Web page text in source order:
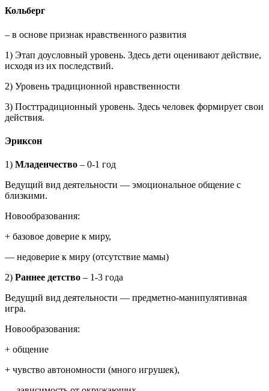
Кольберг
– в основе признак нравственного развития
1) Этап доусловный уровень. Здесь дети оценивают действие,
исходя из их последствий.
2) Уровень традиционной нравственности
3) Посттрадиционный уровень. Здесь человек формирует свои
действия.
Эриксон
1) Младенчество – 0-1 год
Ведущий вид деятельности — эмоциональное общение с
близкими.
Новообразования:
+ базовое доверие к миру,
— недоверие к миру (отсутствие мамы)
2) Раннее детство – 1-3 года
Ведущий вид деятельности — предметно-манипулятивная
игра.
Новообразования:
+ общение
+ чувство автономности (много игрушек),